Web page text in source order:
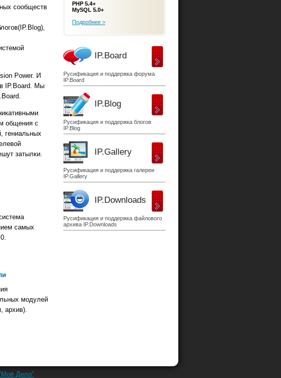
PHP 5.4+
MySQL 5.0+
Подробнее >
IP.Board
Русификация и поддержка форума
IP.Board
IP.Blog
Русификация и поддержка блогов
IP.Blog
IP.Gallery
Русификация и поддержка галереи
IP.Gallery
IP.Downloads
Русификация и поддержка файлового
архива IP.Downloads
сообществ
Power. И
IP.Board. Мы
общения с
гениальных
затылки.
самых
модулей
архив).
Дело"